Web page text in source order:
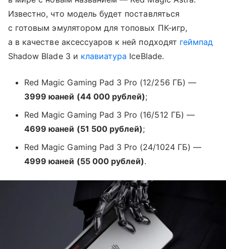
Известно, что модель будет поставляться
с готовым эмулятором для топовых ПК-игр,
а в качестве аксессуаров к ней подходят геймпад
Shadow Blade 3 и клавиатура IceBlade.
Red Magic Gaming Pad 3 Pro (12/256 ГБ) —
3999 юаней (44 000 рублей);
Red Magic Gaming Pad 3 Pro (16/512 ГБ) —
4699 юаней (51 500 рублей);
Red Magic Gaming Pad 3 Pro (24/1024 ГБ) —
4999 юаней (55 000 рублей).